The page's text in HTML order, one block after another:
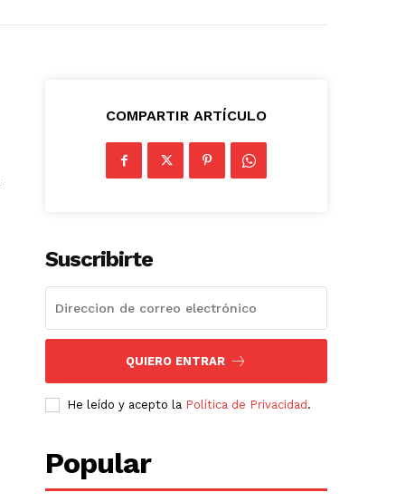
COMPARTIR ARTÍCULO
Suscribirte
QUIERO ENTRAR
He leído y acepto la Política de Privacidad .
Popular